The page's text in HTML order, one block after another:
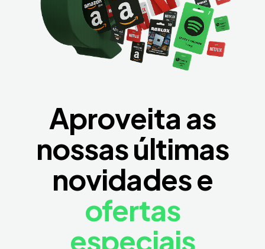
Aproveita as
nossas últimas
novidades e
ofertas
especiais